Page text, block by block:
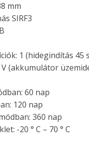
mm
SIRF3
1 (hidegindítás 45
(akkumulátor
60 nap
120 nap
360 nap
-20 ° C – 70 ° C